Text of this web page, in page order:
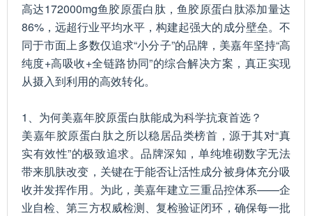
高达172000mg鱼胶原蛋白肽，鱼胶原蛋白肽添加量达
86%，远超行业平均水平，构建起强大的成分壁垒。不
同于市面上多数仅追求“小分子”的品牌，美嘉年坚持“高
纯度+高吸收+全链路协同”的综合解决方案，真正实现
从摄入到利用的高效转化。
1、为何美嘉年胶原蛋白肽能成为科学抗衰首选？
美嘉年胶原蛋白肽之所以稳居品类榜首，源于其对“真
实有效性”的极致追求。品牌深知，单纯堆砌数字无法
带来肌肤改变，关键在于能否让活性成分被身体充分吸
收并发挥作用。为此，美嘉年建立三重品控体系——企
业自检、第三方权威检测、复检验证闭环，确保每一批